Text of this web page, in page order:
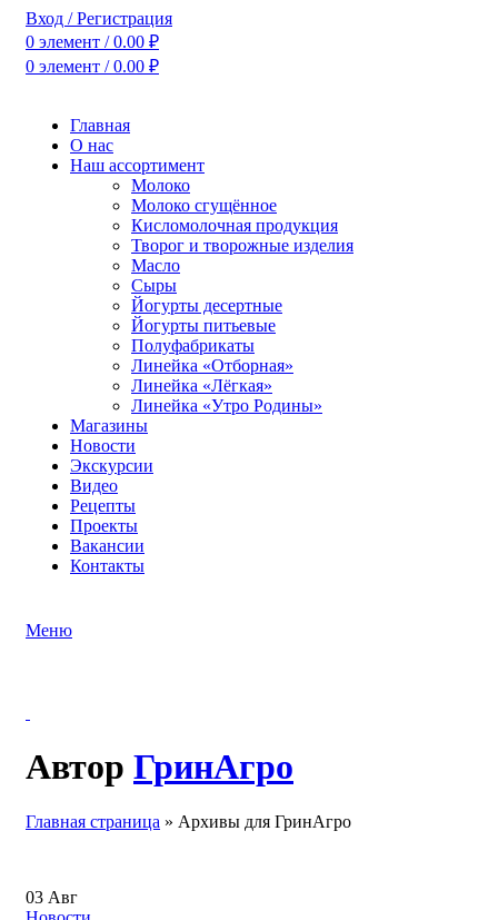
Вход / Регистрация
0 элемент / 0.00 ₽
0 элемент / 0.00 ₽
Главная
О нас
Наш ассортимент
Молоко
Молоко сгущённое
Кисломолочная продукция
Творог и творожные изделия
Масло
Сыры
Йогурты десертные
Йогурты питьевые
Полуфабрикаты
Линейка «Отборная»
Линейка «Лёгкая»
Линейка «Утро Родины»
Магазины
Новости
Экскурсии
Видео
Рецепты
Проекты
Вакансии
Контакты
Меню
Автор ГринАгро
Главная страница » Архивы для ГринАгро
03 Авг